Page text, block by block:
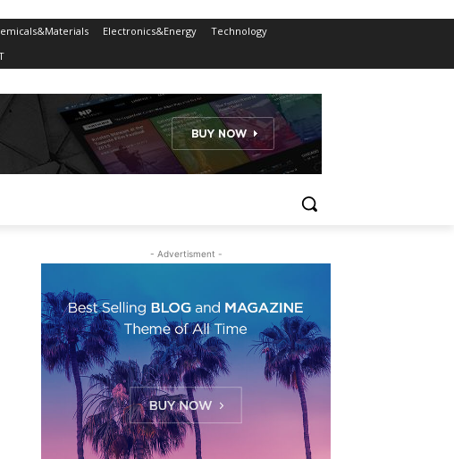
Electronics&Energy
Technology
- Advertisment -